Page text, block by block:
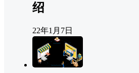
绍
22年1月7日